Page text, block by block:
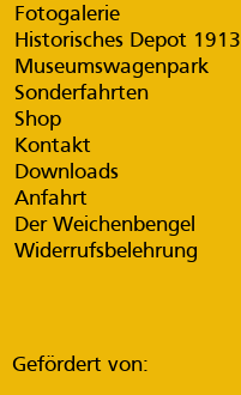
Fotogalerie
Historisches Depot 1913
Museumswagenpark
Sonderfahrten
Shop
Kontakt
Downloads
Anfahrt
Der Weichenbengel
Widerrufsbelehrung
Gefördert von: